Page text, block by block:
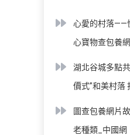
心愛的村落——
心寶物查包養
湖北谷城多點
價式”和美村落
圖查包養網片
老種類_中國網